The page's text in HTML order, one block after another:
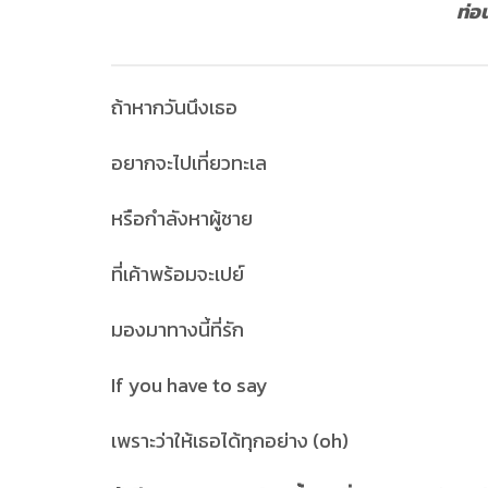
ท่อ
ถ้าหากวันนึงเธอ
อยากจะไปเที่ยวทะเล
หรือกำลังหาผู้ชาย
ที่เค้าพร้อมจะเปย์
มองมาทางนี้ที่รัก
If you have to say
เพราะว่าให้เธอได้ทุกอย่าง (oh)